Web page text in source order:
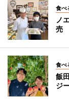
食べ
ノ
売
食べ
飯
ジ